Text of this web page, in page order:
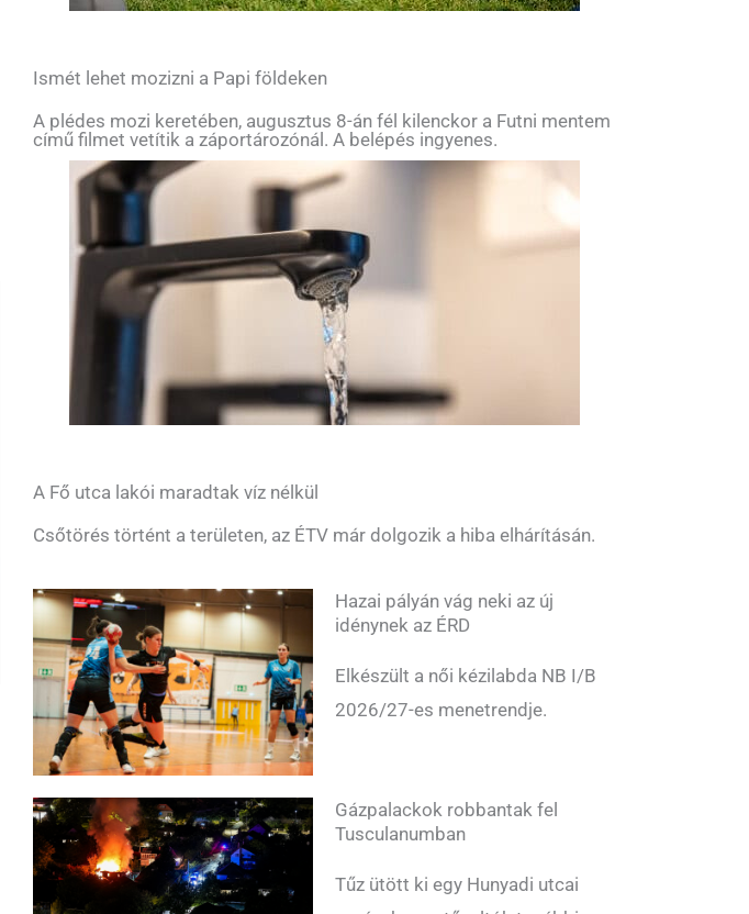
Ismét lehet mozizni a Papi földeken
A plédes mozi keretében, augusztus 8-án fél kilenckor a Futni mentem
című filmet vetítik a záportározónál. A belépés ingyenes.
A Fő utca lakói maradtak víz nélkül
Csőtörés történt a területen, az ÉTV már dolgozik a hiba elhárításán.
Hazai pályán vág neki az új
idénynek az ÉRD
Elkészült a női kézilabda NB I/B
2026/27-es menetrendje.
Gázpalackok robbantak fel
Tusculanumban
Tűz ütött ki egy Hunyadi utcai